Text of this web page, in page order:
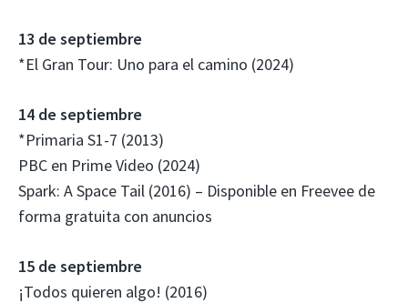
13 de septiembre
*El Gran Tour: Uno para el camino (2024)
14 de septiembre
*Primaria S1-7 (2013)
PBC en Prime Video (2024)
Spark: A Space Tail (2016) – Disponible en Freevee de
forma gratuita con anuncios
15 de septiembre
¡Todos quieren algo! (2016)